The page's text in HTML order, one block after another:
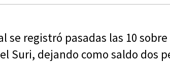
se registró pasadas las 10
Suri, dejando como saldo dos